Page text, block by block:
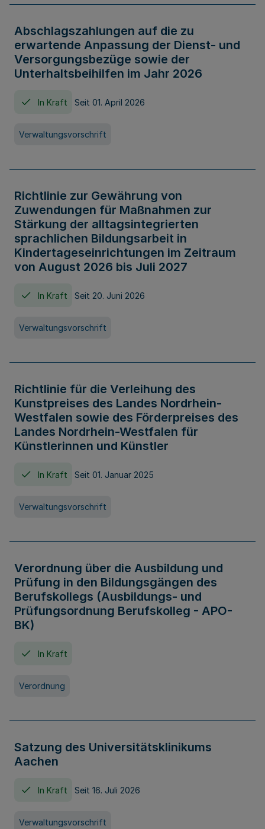
Abschlagszahlungen auf die zu
erwartende Anpassung der Dienst- und
Versorgungsbezüge sowie der
Unterhaltsbeihilfen im Jahr 2026
In Kraft Seit 01. April 2026
Verwaltungsvorschrift
Richtlinie zur Gewährung von
Zuwendungen für Maßnahmen zur
Stärkung der alltagsintegrierten
sprachlichen Bildungsarbeit in
Kindertageseinrichtungen im Zeitraum
von August 2026 bis Juli 2027
In Kraft Seit 20. Juni 2026
Verwaltungsvorschrift
Richtlinie für die Verleihung des
Kunstpreises des Landes Nordrhein-
Westfalen sowie des Förderpreises des
Landes Nordrhein-Westfalen für
Künstlerinnen und Künstler
In Kraft Seit 01. Januar 2025
Verwaltungsvorschrift
Verordnung über die Ausbildung und
Prüfung in den Bildungsgängen des
Berufskollegs (Ausbildungs- und
Prüfungsordnung Berufskolleg - APO-
BK)
In Kraft
Verordnung
Satzung des Universitätsklinikums
Aachen
In Kraft Seit 16. Juli 2026
Verwaltungsvorschrift